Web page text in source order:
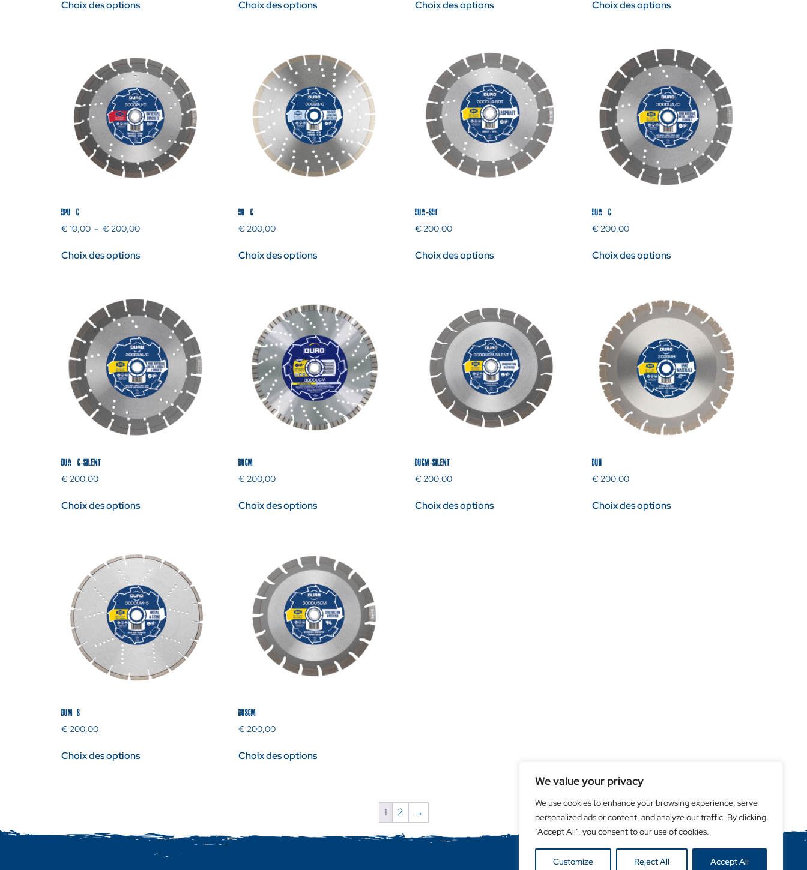
We value your privacy
We use cookies to enhance your browsing experience, serve
personalized ads or content, and analyze our traffic. By clicking
"Accept All", you consent to our use of cookies.
Customize Reject All Accept All
Choix des options Choix des options Choix des options Choix des options
DPU/C
€ 10,00 – € 200,00
Choix des options
DU/C
€ 200,00
Choix des options
DUA-SDT
€ 200,00
Choix des options
DUA/C
€ 200,00
Choix des options
DUA/C-SILENT
€ 200,00
Choix des options
DUCM
€ 200,00
Choix des options
DUCM-SILENT
€ 200,00
Choix des options
DUH
€ 200,00
Choix des options
DUM+S
€ 200,00
Choix des options
DUSCM
€ 200,00
Choix des options
1 2 →